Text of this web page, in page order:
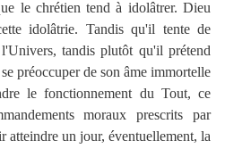
le chrétien tend à idolâtrer. Dieu
idolâtrie. Tandis qu'il tente de
tandis plutôt qu'il prétend
préoccuper de son âme immortelle
le fonctionnement du Tout, ce
moraux prescrits par
atteindre un jour, éventuellement, la